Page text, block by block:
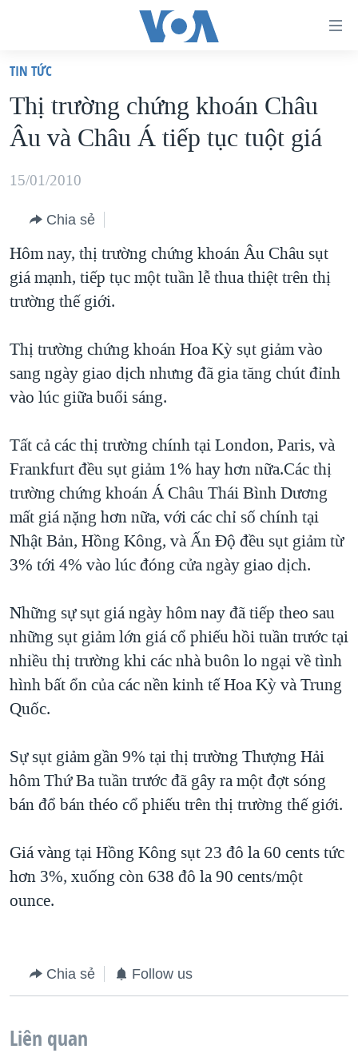
truy
cập
Tới
dung
chính
điều
hướng
chính
tới
"Tìm"
VIỆT NAM
HOA KỲ
BIỂN ĐÔNG
BLOG
DIỄN ĐÀN
MỤC
VẠCH TRẦN TIN GIẢ
NGƯỜI VIỆT HẢI NGOẠI
ĐỜI SỐNG
KHOA HỌC
SỨC KHOẺ
VĂN HOÁ
THỂ THAO
CHUYÊN ĐỀ
CHIẾN TRANH THƯƠNG MẠI CỦA MỸ: QUÁ KHỨ VÀ HIỆN
HÀNH TRÌNH BẦU CỬ 2024
GIẢI MÃ VÀNH ĐAI & CON ĐƯỜNG
NGÀY TỊ NẠN THẾ GIỚI
TRỊNH VĨNH BÌNH - NGƯỜI HẠ 'BÊN THẮNG CUỘC'
GROUND ZERO – XƯA VÀ NAY
CHI PHÍ CHIẾN TRANH AFGHANISTAN
THƯỢNG ĐỈNH TRUMP-KIM TẠI VIỆT NAM
TRỊNH VĨNH BÌNH VS. CHÍNH PHỦ VIỆT NAM
NGƯ DÂN VIỆT VÀ LÀN SÓNG TRỘM HẢI SÂM
BÊN KIA QUỐC LỘ: TIẾNG VỌNG TỪ NÔNG THÔN MỸ
HỌC TIẾNG ANH
VIDEO
NGHE
MẠNG XÃ HỘI
Ngôn ngữ khác
TIN TỨC
Thị trường chứng khoán Châu
Âu và Châu Á tiếp tục tuột giá
15/01/2010
Chia sẻ
Hôm nay, thị trường chứng khoán Âu Châu sụt
giá mạnh, tiếp tục một tuần lễ thua thiệt trên thị
trường thế giới.
Thị trường chứng khoán Hoa Kỳ sụt giảm vào
sang ngày giao dịch nhưng đã gia tăng chút đỉnh
vào lúc giữa buổi sáng.
Tất cả các thị trường chính tại London, Paris, và
Frankfurt đều sụt giảm 1% hay hơn nữa.Các thị
trường chứng khoán Á Châu Thái Bình Dương
mất giá nặng hơn nữa, với các chỉ số chính tại
Nhật Bản, Hồng Kông, và Ấn Độ đều sụt giảm từ
3% tới 4% vào lúc đóng cửa ngày giao dịch.
Những sự sụt giá ngày hôm nay đã tiếp theo sau
những sụt giảm lớn giá cổ phiếu hồi tuần trước tại
nhiều thị trường khi các nhà buôn lo ngại về tình
hình bất ổn của các nền kinh tế Hoa Kỳ và Trung
Quốc.
Sự sụt giảm gần 9% tại thị trường Thượng Hải
hôm Thứ Ba tuần trước đã gây ra một đợt sóng
bán đổ bán théo cổ phiếu trên thị trường thế giới.
Giá vàng tại Hồng Kông sụt 23 đô la 60 cents tức
hơn 3%, xuống còn 638 đô la 90 cents/một
ounce.
Chia sẻ Follow us
Liên quan